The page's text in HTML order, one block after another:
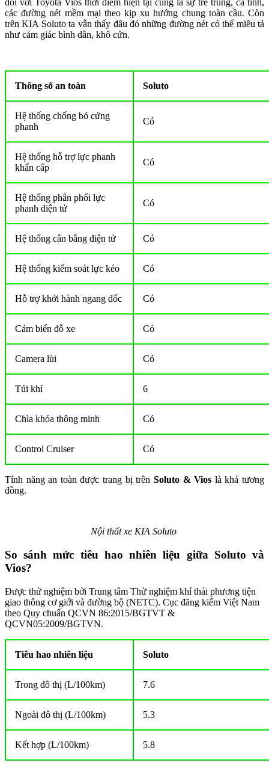
đối với Toyota Vios thời điểm hiện tại cũng là sự trẻ trung, cá tính,
các đường nét mềm mại theo kịp xu hướng chung toàn cầu. Còn
trên KIA Soluto ta vẫn thấy đâu đó những đường nét có thể miêu tả
như cảm giác bình dân, khô cứn.
Thông số an toàn Soluto
Hệ thống chống bó cứng
phanh
Có
Hệ thống hỗ trợ lực phanh
khẩn cấp
Có
Hệ thống phân phối lực
phanh điện tử
Có
Hệ thống cân bằng điện tử Có
Hệ thống kiểm soát lực kéo Có
Hỗ trợ khởi hành ngang dốc Có
Cảm biến đỗ xe Có
Camera lùi Có
Túi khí 6
Chìa khóa thông minh Có
Control Cruiser Có
Tính năng an toàn được trang bị trên Soluto & Vios là khá tương
đồng.
Nội thất xe KIA Soluto
So sánh mức tiêu hao nhiên liệu giữa Soluto và
Vios?
Được thử nghiệm bởi Trung tâm Thử nghiệm khí thải phương tiện
giao thông cơ giới và đường bộ (NETC). Cục đăng kiểm Việt Nam
theo Quy chuẩn QCVN 86:2015/BGTVT &
QCVN05:2009/BGTVN.
Tiêu hao nhiên liệu Soluto
Trong đô thị (L/100km) 7.6
Ngoài đô thị (L/100km) 5.3
Kết hợp (L/100km) 5.8